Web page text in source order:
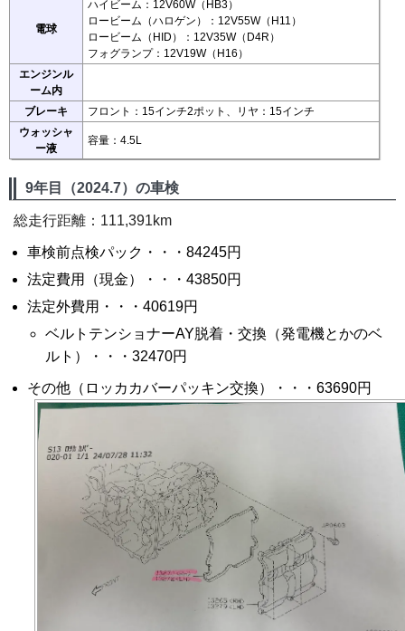
電球
ハイビーム：12V60W（HB3）
ロービーム（ハロゲン）：12V55W（H11）
ロービーム（HID）：12V35W（D4R）
フォグランプ：12V19W（H16）
エンジンル
ーム内
ブレーキ
フロント：15インチ2ポット、リヤ：15インチ
ウォッシャ
ー液
容量：4.5L
9年目（2024.7）の車検
総走行距離：111,391km
車検前点検パック・・・84245円
法定費用（現金）・・・43850円
法定外費用・・・40619円
ベルトテンショナーAY脱着・交換（発電機とかのベ
ルト）・・・32470円
その他（ロッカカバーパッキン交換）・・・63690円